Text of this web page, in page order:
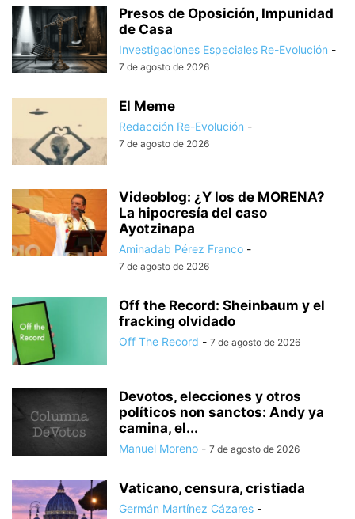
Presos de Oposición, Impunidad
de Casa
Investigaciones Especiales Re-Evolución -
7 de agosto de 2026
El Meme
Redacción Re-Evolución -
7 de agosto de 2026
Videoblog: ¿Y los de MORENA?
La hipocresía del caso
Ayotzinapa
Aminadab Pérez Franco -
7 de agosto de 2026
Off the Record: Sheinbaum y el
fracking olvidado
Off The Record - 7 de agosto de 2026
Devotos, elecciones y otros
políticos non sanctos: Andy ya
camina, el...
Manuel Moreno - 7 de agosto de 2026
Vaticano, censura, cristiada
Germán Martínez Cázares -